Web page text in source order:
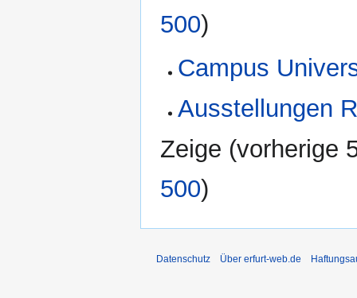
500)
Campus
Ausstellungen
Zeige (vorherige
500)
Datenschutz Über erfurt-web.de